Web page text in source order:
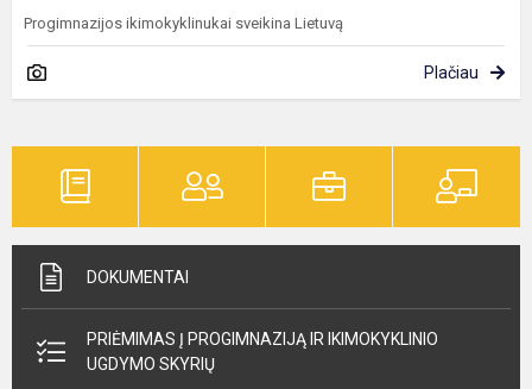
Progimnazijos ikimokyklinukai sveikina Lietuvą
Plačiau
DOKUMENTAI
PRIĖMIMAS Į PROGIMNAZIJĄ IR IKIMOKYKLINIO
UGDYMO SKYRIŲ